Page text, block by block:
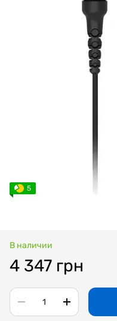
5
В наличии
4 347 грн